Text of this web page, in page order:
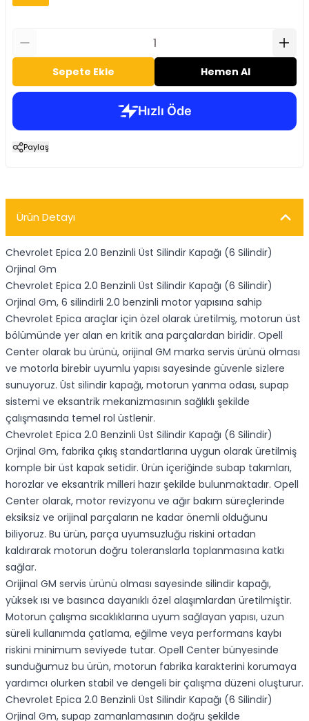
Sepete Ekle Hemen Al
Paylaş
Ürün Detayı
Chevrolet Epica 2.0 Benzinli Üst Silindir Kapağı (6 Silindir)
Orjinal Gm
Chevrolet Epica 2.0 Benzinli Üst Silindir Kapağı (6 Silindir)
Orjinal Gm, 6 silindirli 2.0 benzinli motor yapısına sahip
Chevrolet Epica araçlar için özel olarak üretilmiş, motorun üst
bölümünde yer alan en kritik ana parçalardan biridir. Opell
Center olarak bu ürünü, orijinal GM marka servis ürünü olması
ve motorla birebir uyumlu yapısı sayesinde güvenle sizlere
sunuyoruz. Üst silindir kapağı, motorun yanma odası, supap
sistemi ve eksantrik mekanizmasının sağlıklı şekilde
çalışmasında temel rol üstlenir.
Chevrolet Epica 2.0 Benzinli Üst Silindir Kapağı (6 Silindir)
Orjinal Gm, fabrika çıkış standartlarına uygun olarak üretilmiş
komple bir üst kapak setidir. Ürün içeriğinde subap takımları,
horozlar ve eksantrik milleri hazır şekilde bulunmaktadır. Opell
Center olarak, motor revizyonu ve ağır bakım süreçlerinde
eksiksiz ve orijinal parçaların ne kadar önemli olduğunu
biliyoruz. Bu ürün, parça uyumsuzluğu riskini ortadan
kaldırarak motorun doğru toleranslarla toplanmasına katkı
sağlar.
Orijinal GM servis ürünü olması sayesinde silindir kapağı,
yüksek ısı ve basınca dayanıklı özel alaşımlardan üretilmiştir.
Motorun çalışma sıcaklıklarına uyum sağlayan yapısı, uzun
süreli kullanımda çatlama, eğilme veya performans kaybı
riskini minimum seviyede tutar. Opell Center bünyesinde
sunduğumuz bu ürün, motorun fabrika karakterini korumaya
yardımcı olurken stabil ve dengeli bir çalışma düzeni oluşturur.
Chevrolet Epica 2.0 Benzinli Üst Silindir Kapağı (6 Silindir)
Orjinal Gm, supap zamanlamasının doğru şekilde